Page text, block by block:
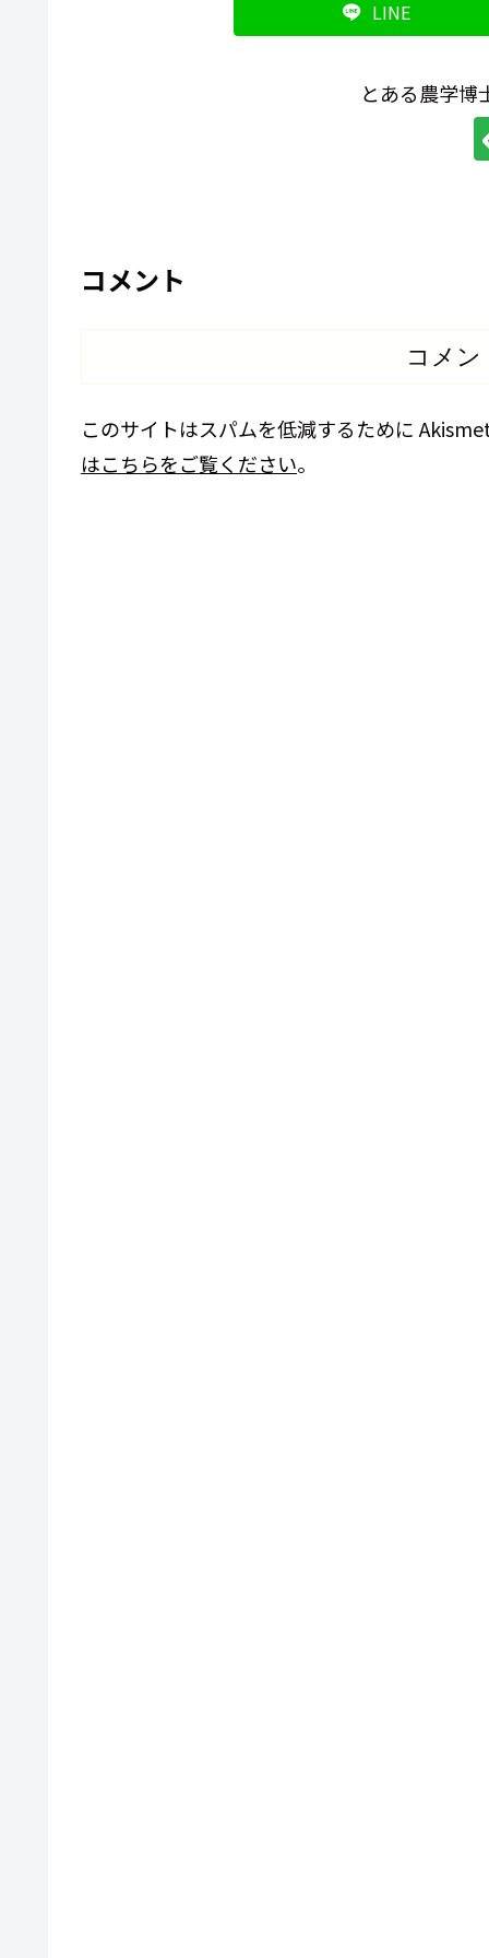
LINE
とある農学博
コメント
コメン
このサイトはスパムを低減するために
はこちらをご覧ください。